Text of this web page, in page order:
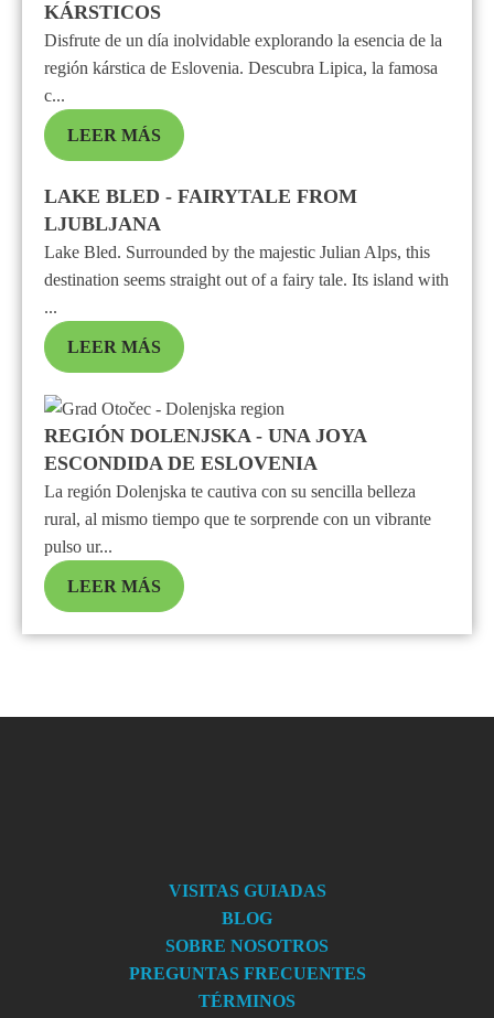
KÁRSTICOS
Disfrute de un día inolvidable explorando la esencia de la
región kárstica de Eslovenia. Descubra Lipica, la famosa
c...
LEER MÁS
LAKE BLED - FAIRYTALE FROM
LJUBLJANA
Lake Bled. Surrounded by the majestic Julian Alps, this
destination seems straight out of a fairy tale. Its island with
...
LEER MÁS
REGIÓN DOLENJSKA - UNA JOYA
ESCONDIDA DE ESLOVENIA
La región Dolenjska te cautiva con su sencilla belleza
rural, al mismo tiempo que te sorprende con un vibrante
pulso ur...
LEER MÁS
VISITAS GUIADAS
BLOG
SOBRE NOSOTROS
PREGUNTAS FRECUENTES
TÉRMINOS